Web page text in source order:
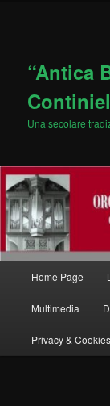
“Antica
Una secolare
Home Page
Multimedia
Privacy &